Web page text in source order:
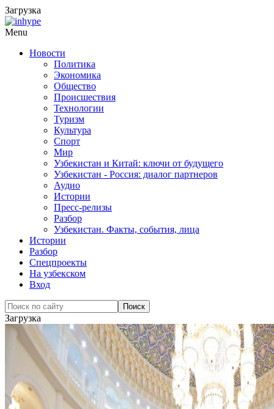
Загрузка
Menu
Новости
Политика
Экономика
Общество
Происшествия
Технологии
Туризм
Культура
Спорт
Мир
Узбекистан и Китай: ключи от будущего
Узбекистан - Россия: диалог партнеров
Аудио
Истории
Пресс-релизы
Разбор
Узбекистан. Факты, события, лица
Истории
Разбор
Спецпроекты
На узбекском
Вход
Загрузка